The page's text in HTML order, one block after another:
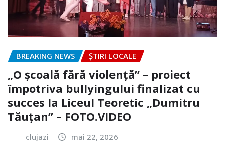
BREAKING NEWS ȘTIRI LOCALE
„O școală fără violență” – proiect
împotriva bullyingului finalizat cu
succes la Liceul Teoretic „Dumitru
Tăuțan” – FOTO.VIDEO
clujazi mai 22, 2026